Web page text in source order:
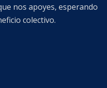
nos apoyes, esperando
colectivo.